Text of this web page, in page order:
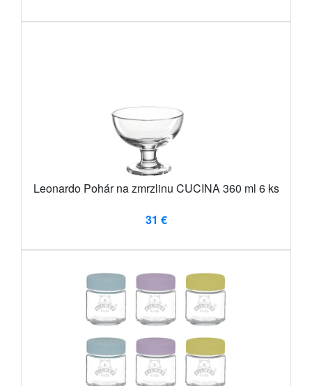
Leonardo Pohár na zmrzlinu CUCINA 360 ml 6 ks
31 €